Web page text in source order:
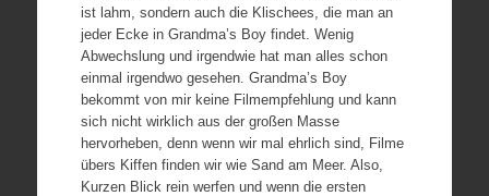
ist lahm, sondern auch die Klischees, die man an
jeder Ecke in Grandma’s Boy findet. Wenig
Abwechslung und irgendwie hat man alles schon
einmal irgendwo gesehen. Grandma’s Boy
bekommt von mir keine Filmempfehlung und kann
sich nicht wirklich aus der großen Masse
hervorheben, denn wenn wir mal ehrlich sind, Filme
übers Kiffen finden wir wie Sand am Meer. Also,
Kurzen Blick rein werfen und wenn die ersten